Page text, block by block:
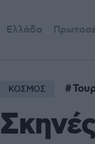
Ελλάδα
ΚΟΣΜΟΣ